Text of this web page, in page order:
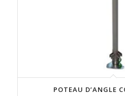
POTEAU D’ANGLE